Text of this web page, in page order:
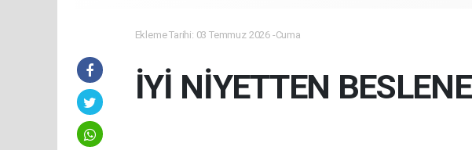
Ekleme Tarihi: 03 Temmuz 2026 -Cuma
İYİ NİYETTEN